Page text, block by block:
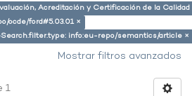
Acreditación y Certificación de la
ocde/ford#5.03.01 ×
info:eu-repo/semantics/article ×
Mostrar filtros avanzados
1